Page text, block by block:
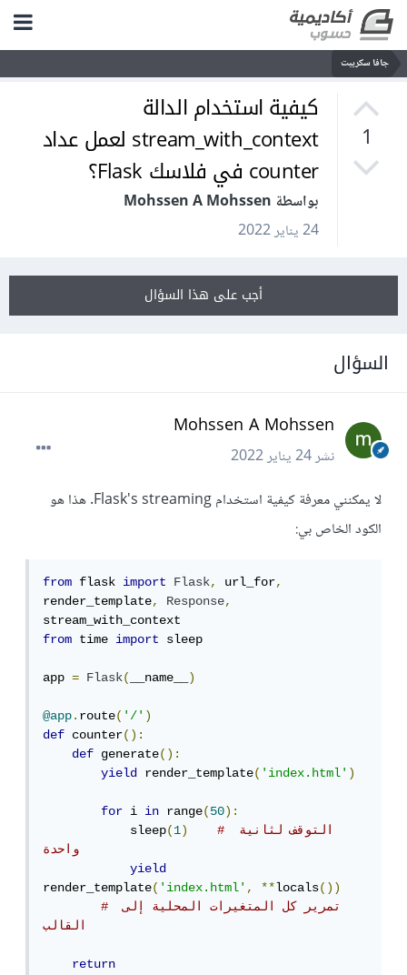
جافا سكريبت
1
كيفية استخدام الدالة
stream_with_context لعمل عداد
counter في فلاسك Flask؟
بواسطة Mohssen A Mohssen
24 يناير 2022
أجب على هذا السؤال
السؤال
Mohssen A Mohssen
نشر24 يناير 2022
لا يمكنني معرفة كيفية استخدام Flask's streaming. هذا هو
الكود الخاص بي:
from flask import Flask, url_for,
render_template, Response,
from time import sleep
app = Flask( __name__)
@app.route('/')
def counter():
def generate():
yield render_template('index.html')
for i in range(50):
            sleep
(1)
# التوقف لثانية
واحدة
yield
render_template('index.html', **locals())
# تمرير كل المتغيرات المحلية إلى
القالب
return